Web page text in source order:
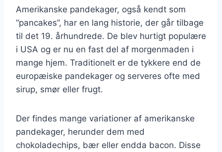
Amerikanske pandekager, også kendt som
“pancakes”, har en lang historie, der går tilbage
til det 19. århundrede. De blev hurtigt populære
i USA og er nu en fast del af morgenmaden i
mange hjem. Traditionelt er de tykkere end de
europæiske pandekager og serveres ofte med
sirup, smør eller frugt.
Der findes mange variationer af amerikanske
pandekager, herunder dem med
chokoladechips, bær eller endda bacon. Disse